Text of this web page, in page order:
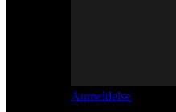
Anmeldelse